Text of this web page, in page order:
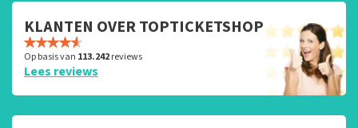
KLANTEN OVER TOPTICKETSHOP
Op basis van 113.242reviews
Lees reviews